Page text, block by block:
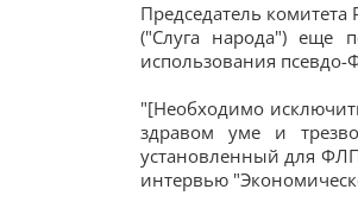
Председатель
("Слуга народа") еще
использования
"[Необходимо
здравом уме и
установленный для
интервью